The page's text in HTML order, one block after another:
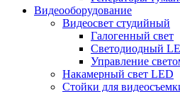
Видеооборудование
Видеосвет студийный
Галогенный свет
Светодиодный
Управление
Накамерный свет LED
Стойки для